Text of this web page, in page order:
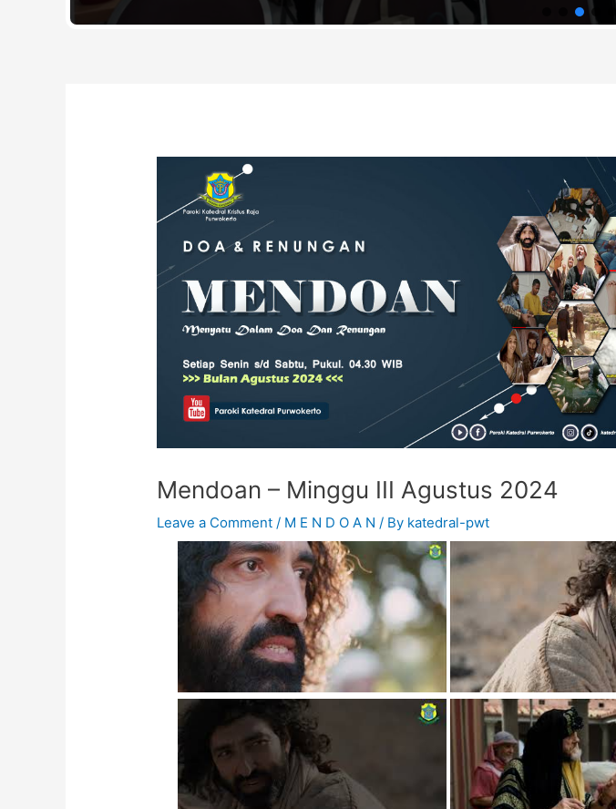
Mendoan – Minggu III Agustus 2024
Leave a Comment / M E N D O A N / By katedral-pwt
MENDOAN - Selasa,
20 Agustus 2024 - RD.
Ia Indra Pamungkas
MENDOAN - Kamis,
22 Agustus 2024 - RD.
Martinus Ngarlan